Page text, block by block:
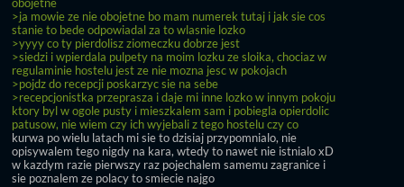
obojetne
>ja mowie ze nie obojetne bo mam numerek tutaj i jak sie cos
stanie to bede odpowiadal za to wlasnie lozko
>yyyy co ty pierdolisz ziomeczku dobrze jest
>siedzi i wpierdala pulpety na moim lozku ze sloika, chociaz w
regulaminie hostelu jest ze nie mozna jesc w pokojach
>pojdz do recepcji poskarzyc sie na sebe
>recepcjonistka przeprasza i daje mi inne lozko w innym pokoju
ktory byl w ogole pusty i mieszkalem sam i pobiegla opierdolic
patusow, nie wiem czy ich wyjebali z tego hostelu czy co
kurwa po wielu latach mi sie to dzisiaj przypomnialo, nie
opisywalem tego nigdy na kara, wtedy to nawet nie istnialo xD
w kazdym razie pierwszy raz pojechalem samemu zagranice i
sie poznalem ze polacy to smiecie najgo